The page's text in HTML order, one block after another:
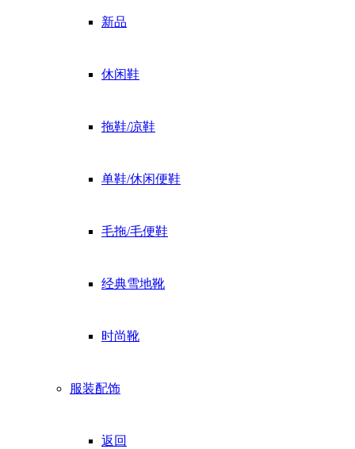
新品
休闲鞋
拖鞋/凉鞋
单鞋/休闲便鞋
毛拖/毛便鞋
经典雪地靴
时尚靴
服装配饰
返回